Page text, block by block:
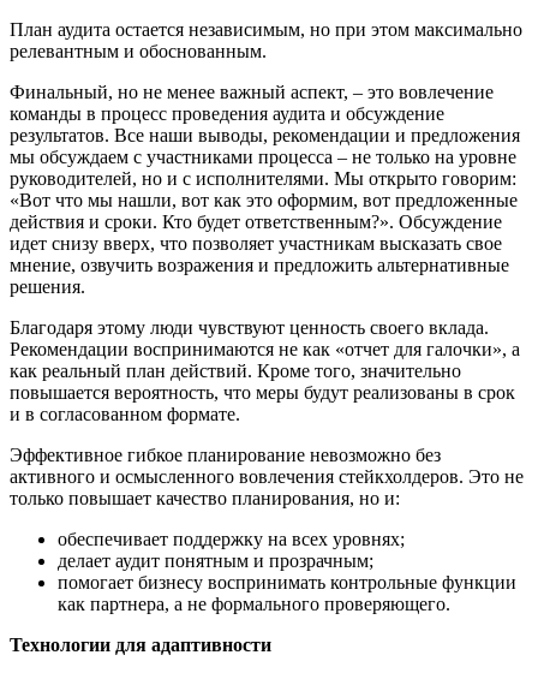
План аудита остается независимым, но при этом максимально
релевантным и обоснованным.
Финальный, но не менее важный аспект, – это вовлечение
команды в процесс проведения аудита и обсуждение
результатов. Все наши выводы, рекомендации и предложения
мы обсуждаем с участниками процесса – не только на уровне
руководителей, но и с исполнителями. Мы открыто говорим:
«Вот что мы нашли, вот как это оформим, вот предложенные
действия и сроки. Кто будет ответственным?». Обсуждение
идет снизу вверх, что позволяет участникам высказать свое
мнение, озвучить возражения и предложить альтернативные
решения.
Благодаря этому люди чувствуют ценность своего вклада.
Рекомендации воспринимаются не как «отчет для галочки», а
как реальный план действий. Кроме того, значительно
повышается вероятность, что меры будут реализованы в срок
и в согласованном формате.
Эффективное гибкое планирование невозможно без
активного и осмысленного вовлечения стейкхолдеров. Это не
только повышает качество планирования, но и:
обеспечивает поддержку на всех уровнях;
делает аудит понятным и прозрачным;
помогает бизнесу воспринимать контрольные функции
как партнера, а не формального проверяющего.
Технологии для адаптивности